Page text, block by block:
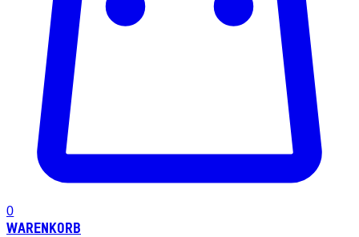
0
WARENKORB